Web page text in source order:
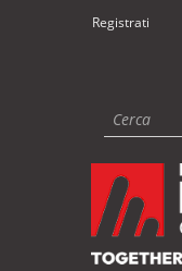
Registrati